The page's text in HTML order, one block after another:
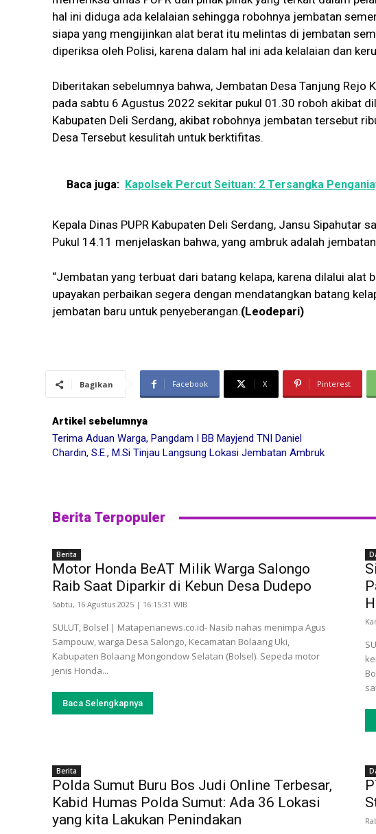
hal ini diduga ada kelalaian sehingga robohnya jembatan
siapa yang mengijinkan alat berat itu melintas di jembatan
diperiksa oleh Polisi, karena dalam hal ini ada kelalaian dan
Diberitakan sebelumnya bahwa, Jembatan Desa Tanjung Rejo
pada sabtu 6 Agustus 2022 sekitar pukul 01.30 roboh akibat
Kabupaten Deli Serdang, akibat robohnya jembatan tersebut
Desa Tersebut kesulitah untuk berktifitas.
Baca juga: Kapolsek Percut Seituan: 2 Tersangka
Kepala Dinas PUPR Kabupaten Deli Serdang, Jansu
Pukul 14.11 menjelaskan bahwa, yang ambruk adalah
“Jembatan yang terbuat dari batang kelapa, karena dilalui
upayakan perbaikan segera dengan mendatangkan batang
jembatan baru untuk penyeberangan.(Leodepari)
Bagikan Facebook X Pinterest
Artikel sebelumnya
Terima Aduan Warga, Pangdam I BB Mayjend TNI Daniel
Chardin, S.E., M.Si Tinjau Langsung Lokasi Jembatan Ambruk
Berita Terpopuler
Berita
Motor Honda BeAT Milik Warga Salongo
Raib Saat Diparkir di Kebun Desa Dudepo
Sabtu, 16 Agustus 2025 | 16:15:31 WIB
SULUT, Bolsel | Matapenanews.co.id- Nasib nahas menimpa Agus
Sampouw, warga Desa Salongo, Kecamatan Bolaang Uki,
Kabupaten Bolaang Mongondow Selatan (Bolsel). Sepeda motor
jenis Honda...
Baca Selengkapnya
Berita
Polda Sumut Buru Bos Judi Online Terbesar,
Kabid Humas Polda Sumut: Ada 36 Lokasi
yang kita Lakukan Penindakan